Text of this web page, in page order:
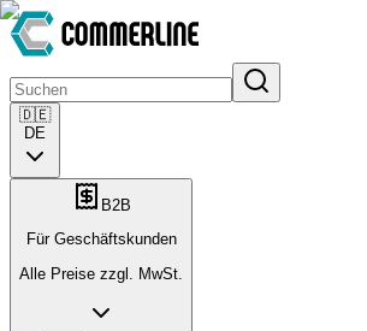
🇩🇪
DE
B2B
Für Geschäftskunden
Alle Preise zzgl. MwSt.